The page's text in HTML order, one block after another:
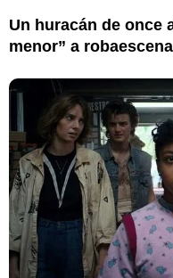
Un huracán de once
menor” a